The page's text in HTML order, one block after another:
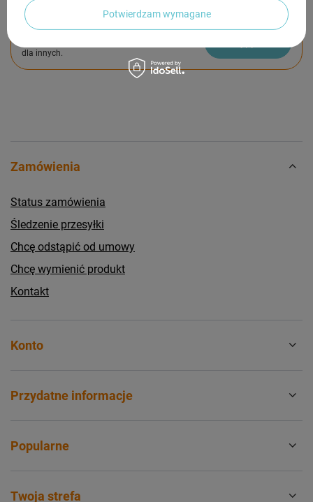
Potrzebujesz pomocy? Masz pytania?
Zadaj pytanie a my odpowiemy niezwłocznie,
dla innych.
Zamówienia
Status zamówienia
Śledzenie przesyłki
Chcę odstąpić od umowy
Chcę wymienić produkt
Kontakt
Konto
Przydatne informacje
Popularne
Twoja strefa
Potwierdzam wymagane